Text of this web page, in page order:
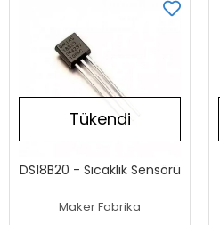
Tükendi
DS18B20 - Sıcaklık Sensörü
Maker Fabrika